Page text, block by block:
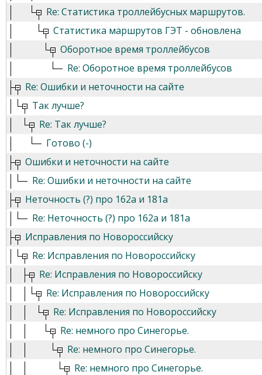
Re: Статистика троллейбусных маршрутов.
Статистика маршрутов ГЭТ - обновлена
Оборотное время троллейбусов
Re: Оборотное время троллейбусов
Re: Ошибки и неточности на сайте
Так лучше?
Re: Так лучше?
Готово (-)
Ошибки и неточности на сайте
Re: Ошибки и неточности на сайте
Неточность (?) про 162а и 181а
Re: Неточность (?) про 162а и 181а
Исправления по Новороссийску
Re: Исправления по Новороссийску
Re: Исправления по Новороссийску
Re: Исправления по Новороссийску
Re: Исправления по Новороссийску
Re: немного про Синегорье.
Re: немного про Синегорье.
Re: немного про Синегорье.